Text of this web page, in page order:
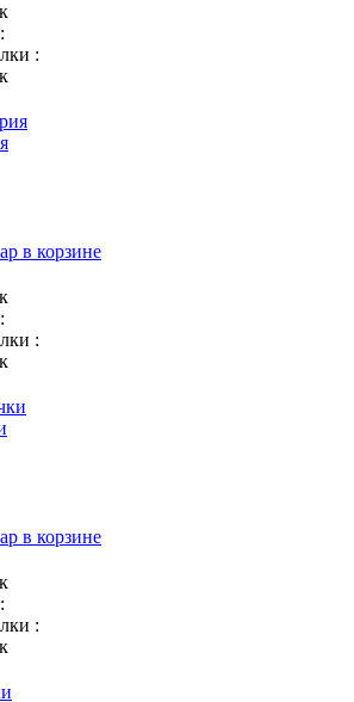
:
в корзине
:
в корзине
: